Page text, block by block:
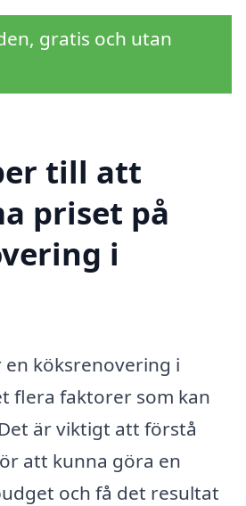
gratis och utan
till att
priset på
i
köksrenovering i
flera faktorer som kan
är viktigt att förstå
att kunna göra en
och få det resultat